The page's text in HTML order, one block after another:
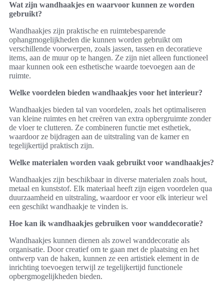
Wat zijn wandhaakjes en waarvoor kunnen ze worden
gebruikt?
Wandhaakjes zijn praktische en ruimtebesparende
ophangmogelijkheden die kunnen worden gebruikt om
verschillende voorwerpen, zoals jassen, tassen en decoratieve
items, aan de muur op te hangen. Ze zijn niet alleen functioneel
maar kunnen ook een esthetische waarde toevoegen aan de
ruimte.
Welke voordelen bieden wandhaakjes voor het interieur?
Wandhaakjes bieden tal van voordelen, zoals het optimaliseren
van kleine ruimtes en het creëren van extra opbergruimte zonder
de vloer te clutteren. Ze combineren functie met esthetiek,
waardoor ze bijdragen aan de uitstraling van de kamer en
tegelijkertijd praktisch zijn.
Welke materialen worden vaak gebruikt voor wandhaakjes?
Wandhaakjes zijn beschikbaar in diverse materialen zoals hout,
metaal en kunststof. Elk materiaal heeft zijn eigen voordelen qua
duurzaamheid en uitstraling, waardoor er voor elk interieur wel
een geschikt wandhaakje te vinden is.
Hoe kan ik wandhaakjes gebruiken voor wanddecoratie?
Wandhaakjes kunnen dienen als zowel wanddecoratie als
organisatie. Door creatief om te gaan met de plaatsing en het
ontwerp van de haken, kunnen ze een artistiek element in de
inrichting toevoegen terwijl ze tegelijkertijd functionele
opbergmogelijkheden bieden.